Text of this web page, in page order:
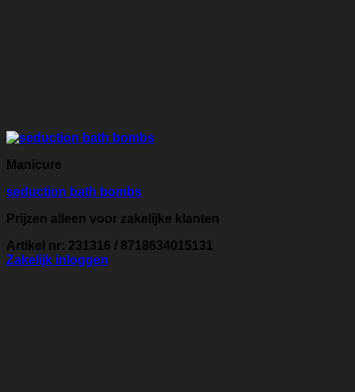
Manicure
seduction bath bombs
Prijzen alleen voor zakelijke klanten
Artikel nr: 231316 / 8718634015131
Zakelijk inloggen